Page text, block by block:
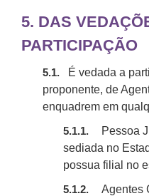
5. DAS
PARTICIPAÇÃO
5.1.
É vedada a
proponente, de
enquadrem em
5.1.1.
Pessoa
sediada no
possua filial no
5.1.2.
Agentes